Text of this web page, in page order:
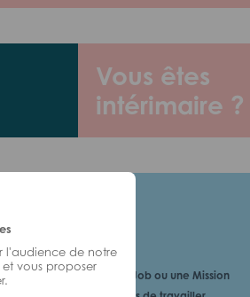
l'audience de notre
vous proposer
Vous êtes
intérimaire ?
Je cherche un Job ou une Mission